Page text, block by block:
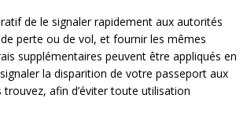
de le signaler rapidement aux autorités
perte ou de vol, et fournir les mêmes
supplémentaires peuvent être appliqués en
la disparition de votre passeport aux
afin d’éviter toute utilisation